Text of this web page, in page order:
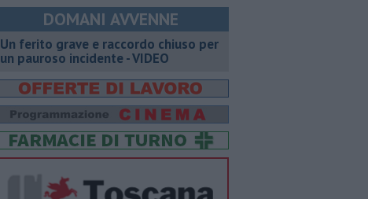
DOMANI AVVENNE
Un ferito grave e raccordo chiuso per
un pauroso incidente - VIDEO